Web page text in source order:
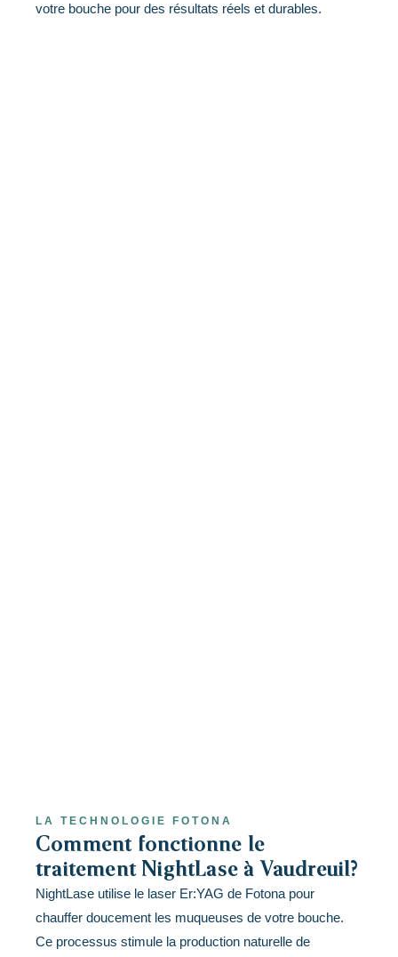
votre bouche pour des résultats réels et durables.
LA TECHNOLOGIE FOTONA
Comment fonctionne le
traitement NightLase à Vaudreuil?
NightLase utilise le laser Er:YAG de Fotona pour
chauffer doucement les muqueuses de votre bouche.
Ce processus stimule la production naturelle de